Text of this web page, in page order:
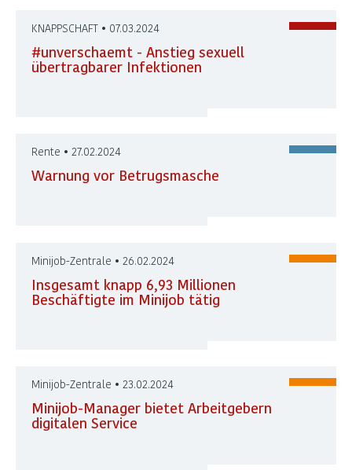
KNAPPSCHAFT • 07.03.2024
#unverschaemt - Anstieg sexuell
übertragbarer Infektionen
Rente • 27.02.2024
Warnung vor Betrugsmasche
Minijob-Zentrale • 26.02.2024
Insgesamt knapp 6,93 Millionen
Beschäftigte im Minijob tätig
Minijob-Zentrale • 23.02.2024
Minijob-Manager bietet Arbeitgebern
digitalen Service